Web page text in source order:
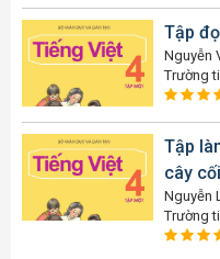
Tập
Nguyễn
Trường
Tập
cây cối
Nguyễn
Trường